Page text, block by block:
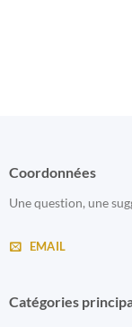
Coordonnées
Une question, une
EMAIL
Catégories